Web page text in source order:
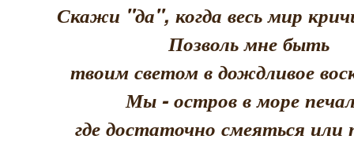
Скажи "да", когда весь мир
Позволь мне быть
твоим светом в дождливое
Мы - остров в море
где достаточно смеяться или